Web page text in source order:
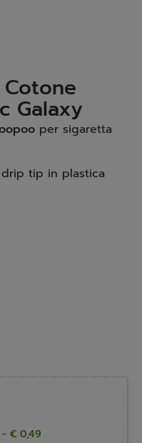
Galaxy
per sigaretta
tip in plastica
- € 0,49